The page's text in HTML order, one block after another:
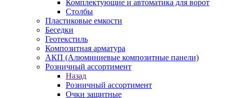
Комплектующие и автоматика для ворот
Столбы
Пластиковые емкости
Беседки
Геотекстиль
Композитная арматура
АКП (Алюминиевые композитные панели)
Розничный ассортимент
Назад
Розничный ассортимент
Очки защитные